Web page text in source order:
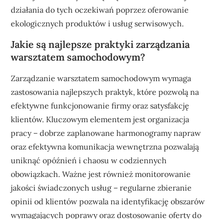
działania do tych oczekiwań poprzez oferowanie
ekologicznych produktów i usług serwisowych.
Jakie są najlepsze praktyki zarządzania
warsztatem samochodowym?
Zarządzanie warsztatem samochodowym wymaga
zastosowania najlepszych praktyk, które pozwolą na
efektywne funkcjonowanie firmy oraz satysfakcję
klientów. Kluczowym elementem jest organizacja
pracy – dobrze zaplanowane harmonogramy napraw
oraz efektywna komunikacja wewnętrzna pozwalają
uniknąć opóźnień i chaosu w codziennych
obowiązkach. Ważne jest również monitorowanie
jakości świadczonych usług – regularne zbieranie
opinii od klientów pozwala na identyfikację obszarów
wymagających poprawy oraz dostosowanie oferty do